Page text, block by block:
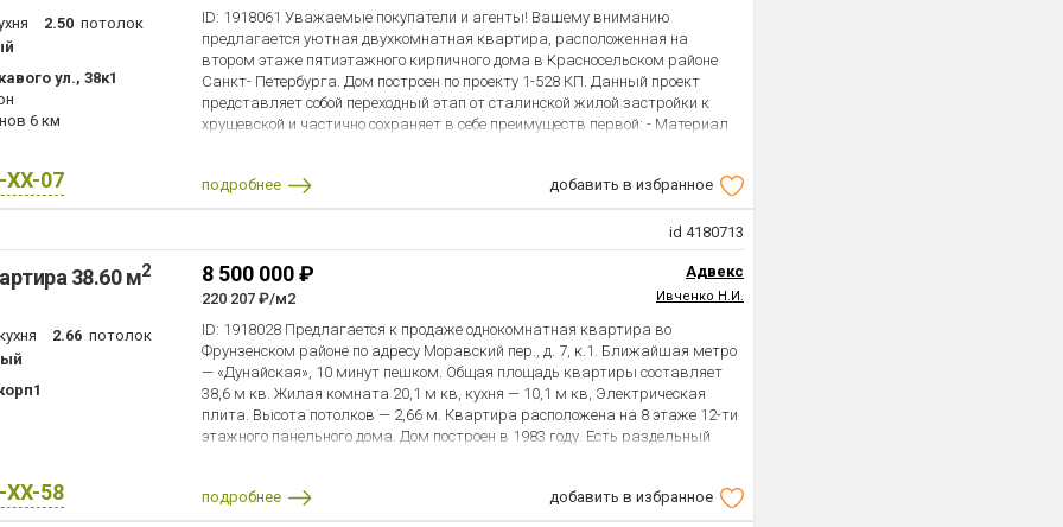
2.50 потолок
ул., 38к1
6 км
XX-07
ID: 1918061 Уважаемые покупатели и агенты! Вашему вниманию
предлагается уютная двухкомнатная квартира, расположенная на
втором этаже пятиэтажного кирпичного дома в Красносельском районе
Санкт- Петербурга. Дом построен по проекту 1-528 КП. Данный проект
представляет собой переходный этап от сталинской жилой застройки к
хрущевской и частично сохраняет в себе преимуществ первой: - Материал
наружных стен 64 см., что, в отличие от панельных домов, обеспечивает
отличную теплоизоляцию зимой и прохладу летом. С - Высокая степень
шумоизоляции. Отсутствие соседей через розетку, как в домах хрущевских
серий. - Просторная кладовая позволит организовать место хранения,
избежать приобретения и установки дорогостоящих шкафов- купе. -
Наличие эркера не только добавляет света и ощущения пространства, но и
был произведен капитальный ремонт дома. Заменены центральные
коммуникации горячего, холодного водоснабжения и водоотведения,
произведен ремонт кровли, парадных, входной группы, лестничных
маршей. Квартира расположена на максимально удобном втором этаже.
В квартире произведен капитальный ремонт, заменена электропроводка,
коммуникации горячего и холодного водоснабжения, отопления включая
гостиной заменено окно эркера, установлены качественные стеклопакеты
REHAU. Стены выровнены. Требуется только поклейка обоев и установка
подробнее добавить в избранное
id 4180713
38.60 м2
2.66 потолок
XX-58
8 500 000 ₽
220 207 ₽/м2
Адвекс
Ивченко Н.И.
ID: 1918028 Предлагается к продаже однокомнатная квартира во
Фрунзенском районе по адресу Моравский пер., д. 7, к.1. Ближайшая метро
— «Дунайская», 10 минут пешком. Общая площадь квартиры составляет
38,6 м кв. Жилая комната 20,1 м кв, кухня — 10,1 м кв, Электрическая
плита. Высота потолков — 2,66 м. Квартира расположена на 8 этаже 12-ти
этажного панельного дома. Дом построен в 1983 году. Есть раздельный
зеленый двор. Во дворе детская площадка. Рядом 3 детских сада, 3 школы,
3 колледжа и Балтийский университет. Есть парковка. Можно гулять в
подробнее добавить в избранное